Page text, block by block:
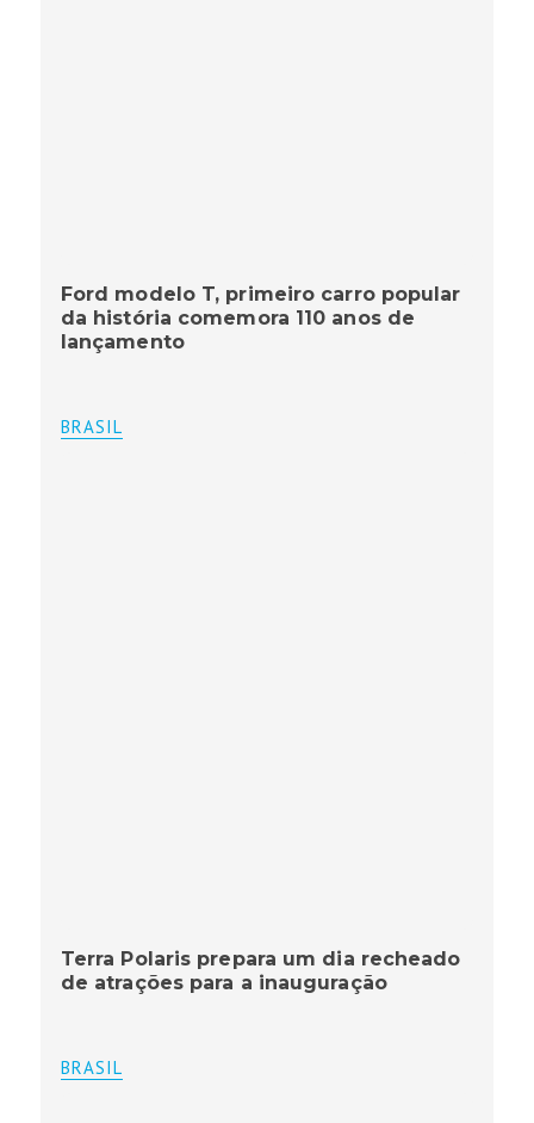
Ford modelo T, primeiro carro popular
da história comemora 110 anos de
lançamento
BRASIL
Terra Polaris prepara um dia recheado
de atrações para a inauguração
BRASIL